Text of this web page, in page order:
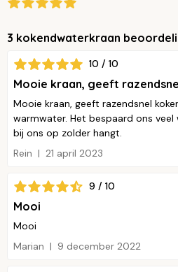
3 kokendwaterkraan
10 / 10
Mooie kraan, geeft
Mooie kraan, geeft razendsnel
warmwater. Het bespaard ons
bij ons op zolder hangt.
Rein
21 april 2023
9 / 10
Mooi
Mooi
Marian
9 december 2022